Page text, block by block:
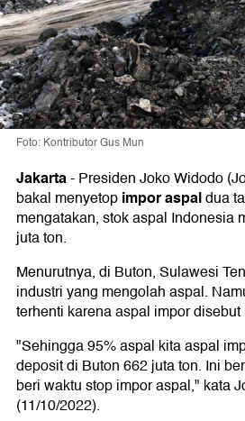
Foto: Kontributor Gus Mun
Jakarta-Presiden Joko Widodo
bakal menyetopimporaspaldua
mengatakan, stok aspal Indonesia
juta ton.
Menurutnya, di Buton, Sulawesi
industri yang mengolah aspal.
terhenti karena aspal impor
"Sehingga 95% aspal kita aspal
deposit di Buton 662 juta ton. Ini
beri waktu stop impor aspal," kata
(11/10/2022).